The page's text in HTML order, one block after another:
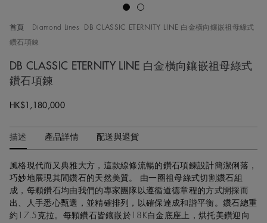
首頁 Diamond Lines DB CLASSIC ETERNITY LINE 白金橫向鑲嵌祖母綠式
鑽石項鍊
DB CLASSIC ETERNITY LINE 白金橫向鑲嵌祖母綠式
鑽石項鍊
Original price
HK$1,180,000
描述 產品詳情 配送與退貨
風格現代而又典雅大方，這款線條流暢的鑽石項鍊設計簡潔俐落，
巧妙地展現其間鑽石的天然美質。 由一圈祖母綠式切割鑽石組
成，每顆鑽石均由我們的專家團隊以遵循道德章程的方式開採而
出、人手悉心甄選，並精確排列，以確保達成和諧平衡。鑽石總重
約17.5克拉。每顆鑽石皆鑲嵌於18K白金底座上，烘托美鑽迎向